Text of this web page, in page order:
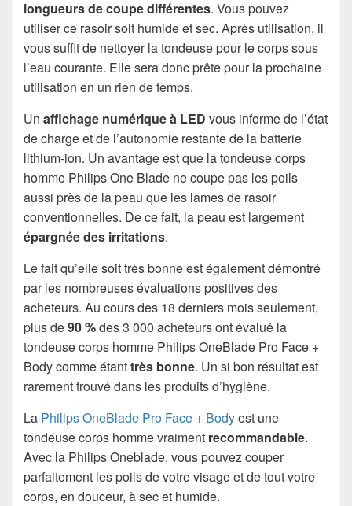
longueurs de coupe différentes. Vous pouvez
utiliser ce rasoir soit humide et sec. Après utilisation, il
vous suffit de nettoyer la tondeuse pour le corps sous
l’eau courante. Elle sera donc prête pour la prochaine
utilisation en un rien de temps.
Un affichage numérique à LED vous informe de l’état
de charge et de l’autonomie restante de la batterie
lithium-ion. Un avantage est que la tondeuse corps
homme Philips One Blade ne coupe pas les poils
aussi près de la peau que les lames de rasoir
conventionnelles. De ce fait, la peau est largement
épargnée des irritations.
Le fait qu’elle soit très bonne est également démontré
par les nombreuses évaluations positives des
acheteurs. Au cours des 18 derniers mois seulement,
plus de90 %des 3 000 acheteurs ont évalué la
tondeuse corps homme Philips OneBlade Pro Face +
Body comme étanttrès bonne. Un si bon résultat est
rarement trouvé dans les produits d’hygiène.
La Philips OneBlade Pro Face + Bodyest une
tondeuse corps homme vraiment recommandable.
Avec la Philips Oneblade, vous pouvez couper
parfaitement les poils de votre visage et de tout votre
corps, en douceur, à sec et humide.